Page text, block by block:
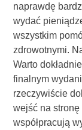
naprawdę
wydać
wszystkim
zdrowotnymi.
Warto
finalnym
rzeczywiście
wejść na
współpracują